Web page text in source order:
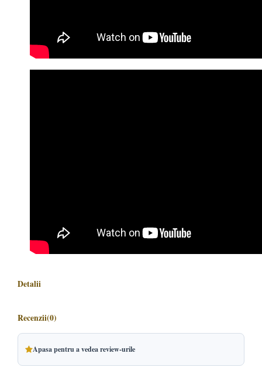
Detalii
Recenzii(0)
Apasa pentru a vedea review-urile